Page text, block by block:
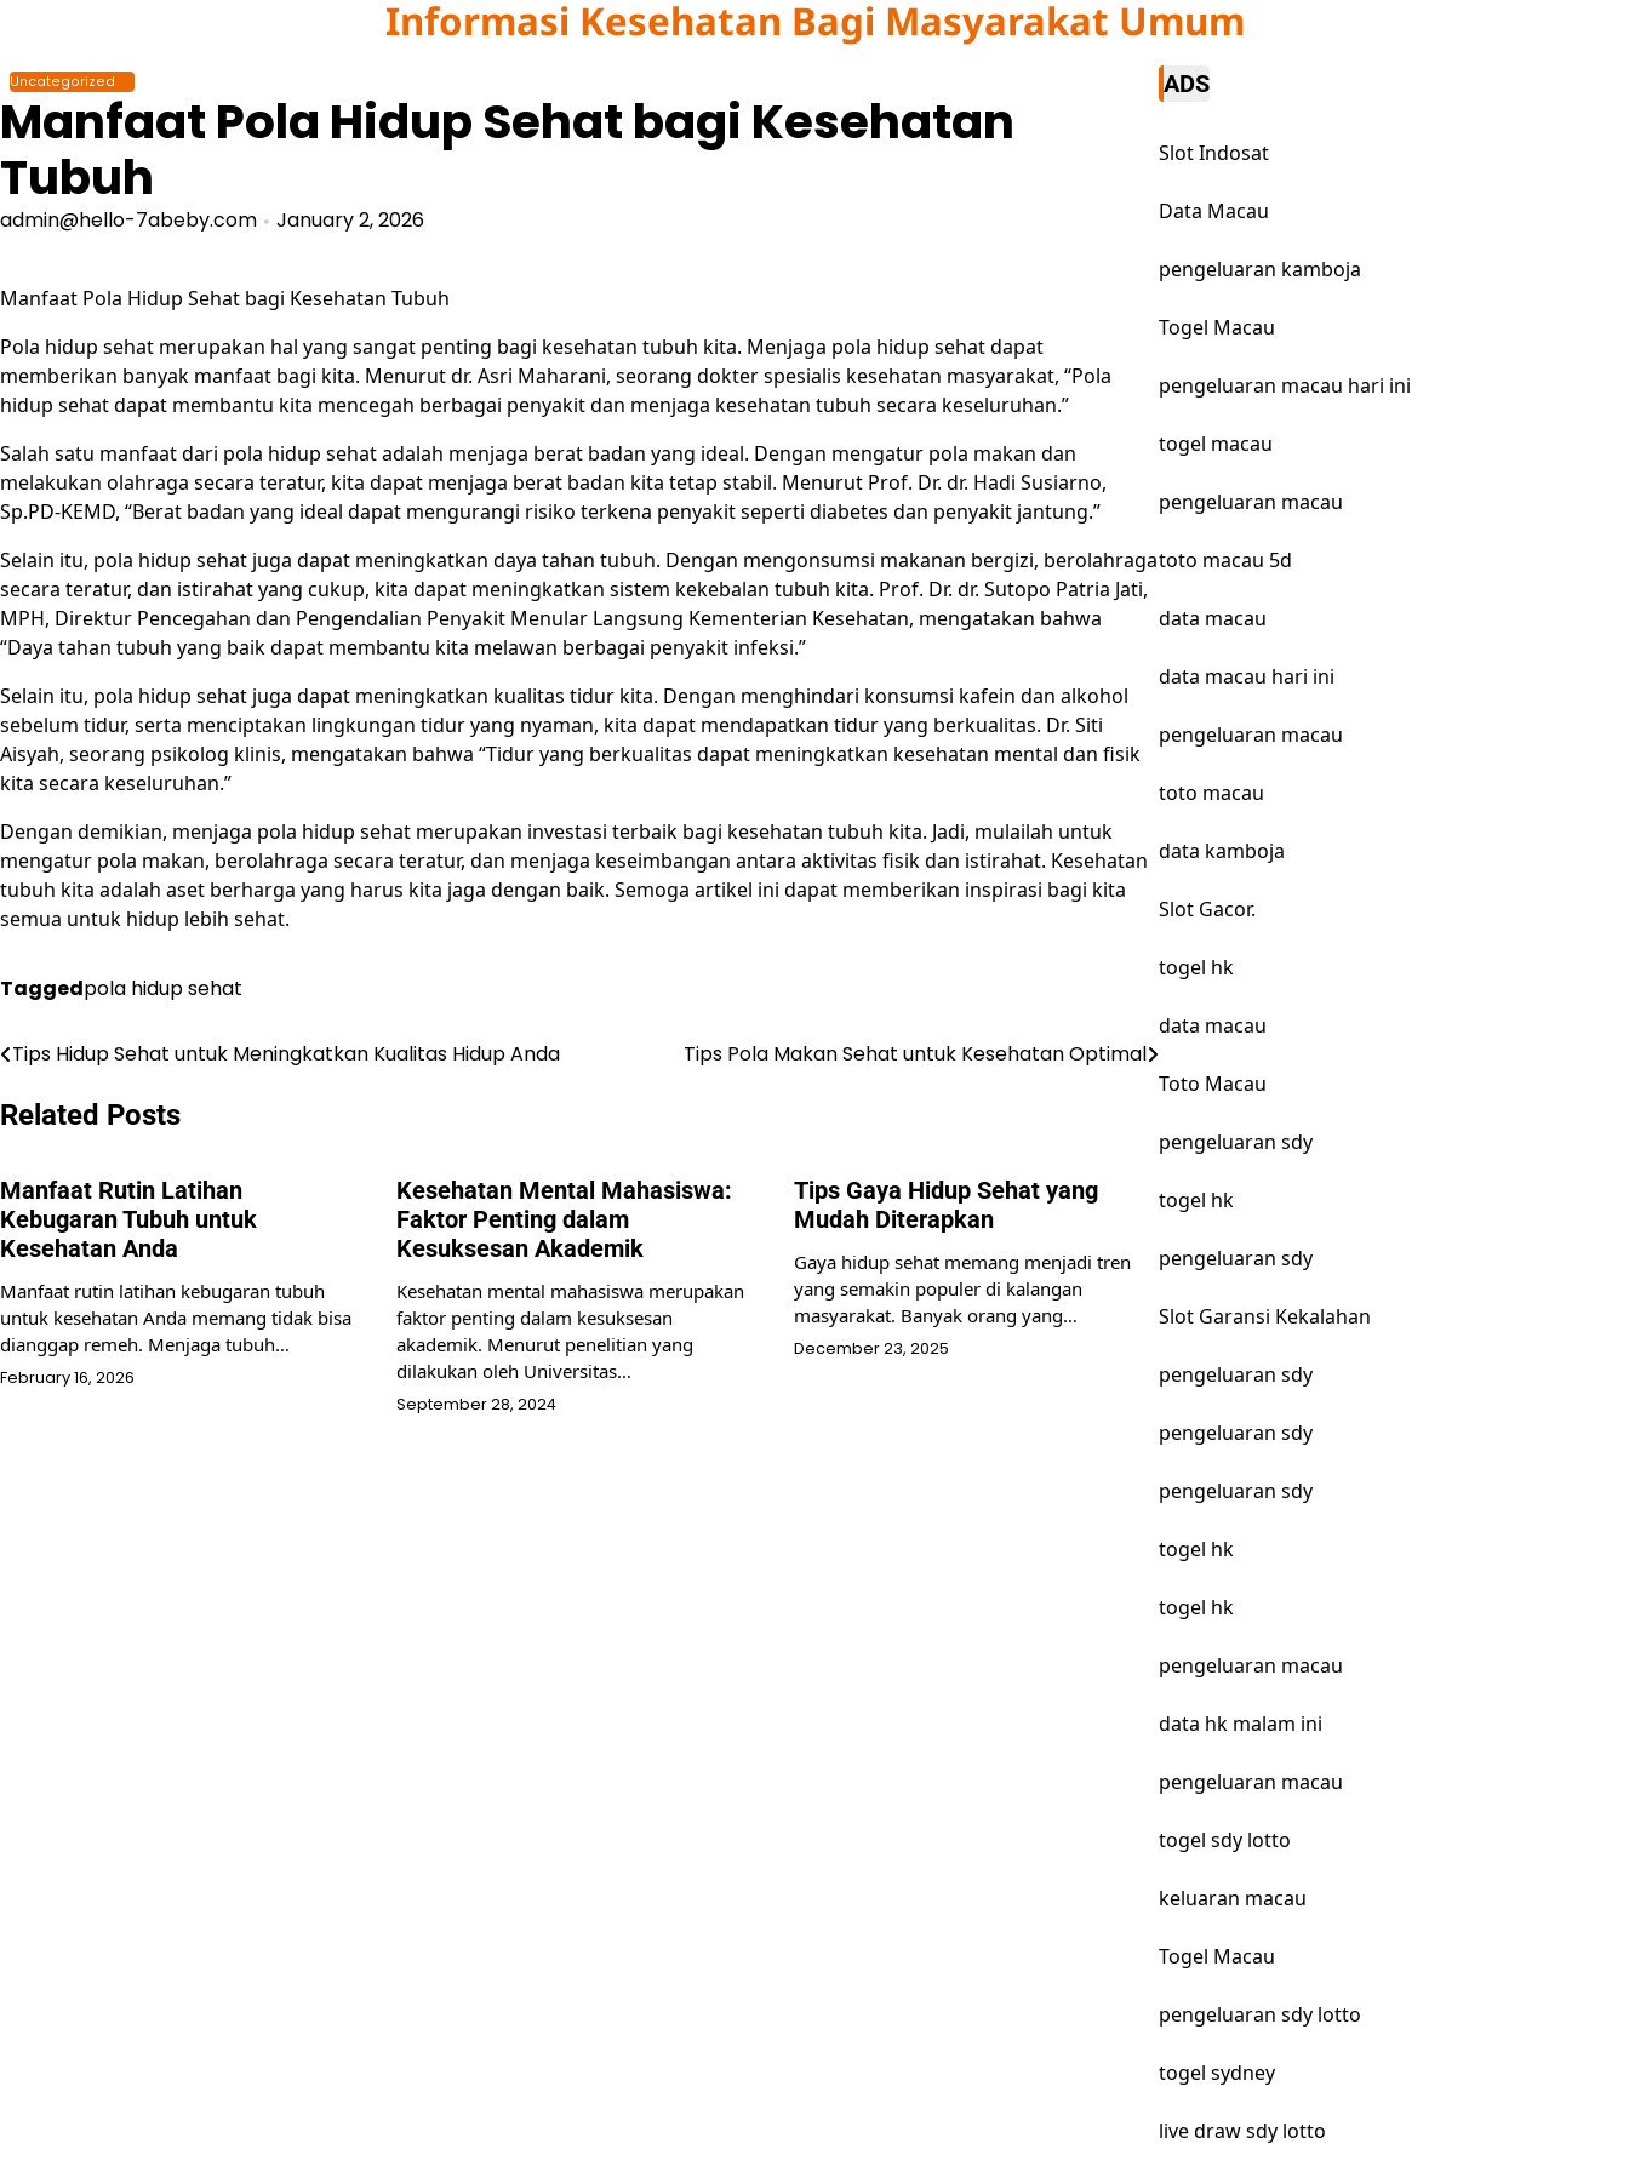
content
Informasi Kesehatan Bagi Masyarakat Umum
Uncategorized
Manfaat Pola Hidup Sehat bagi Kesehatan
Tubuh
admin@hello-7abeby.com January 2, 2026
Manfaat Pola Hidup Sehat bagi Kesehatan Tubuh
Pola hidup sehat merupakan hal yang sangat penting bagi kesehatan tubuh kita. Menjaga pola hidup sehat dapat
memberikan banyak manfaat bagi kita. Menurut dr. Asri Maharani, seorang dokter spesialis kesehatan masyarakat, “Pola
hidup sehat dapat membantu kita mencegah berbagai penyakit dan menjaga kesehatan tubuh secara keseluruhan.”
Salah satu manfaat dari pola hidup sehat adalah menjaga berat badan yang ideal. Dengan mengatur pola makan dan
melakukan olahraga secara teratur, kita dapat menjaga berat badan kita tetap stabil. Menurut Prof. Dr. dr. Hadi Susiarno,
Sp.PD-KEMD, “Berat badan yang ideal dapat mengurangi risiko terkena penyakit seperti diabetes dan penyakit jantung.”
Selain itu, pola hidup sehat juga dapat meningkatkan daya tahan tubuh. Dengan mengonsumsi makanan bergizi, berolahraga
secara teratur, dan istirahat yang cukup, kita dapat meningkatkan sistem kekebalan tubuh kita. Prof. Dr. dr. Sutopo Patria Jati,
MPH, Direktur Pencegahan dan Pengendalian Penyakit Menular Langsung Kementerian Kesehatan, mengatakan bahwa
“Daya tahan tubuh yang baik dapat membantu kita melawan berbagai penyakit infeksi.”
Selain itu, pola hidup sehat juga dapat meningkatkan kualitas tidur kita. Dengan menghindari konsumsi kafein dan alkohol
sebelum tidur, serta menciptakan lingkungan tidur yang nyaman, kita dapat mendapatkan tidur yang berkualitas. Dr. Siti
Aisyah, seorang psikolog klinis, mengatakan bahwa “Tidur yang berkualitas dapat meningkatkan kesehatan mental dan fisik
kita secara keseluruhan.”
Dengan demikian, menjaga pola hidup sehat merupakan investasi terbaik bagi kesehatan tubuh kita. Jadi, mulailah untuk
mengatur pola makan, berolahraga secara teratur, dan menjaga keseimbangan antara aktivitas fisik dan istirahat. Kesehatan
tubuh kita adalah aset berharga yang harus kita jaga dengan baik. Semoga artikel ini dapat memberikan inspirasi bagi kita
semua untuk hidup lebih sehat.
Taggedpola hidup sehat
Post
navigation
Tips Hidup Sehat untuk Meningkatkan Kualitas Hidup Anda Tips Pola Makan Sehat untuk Kesehatan Optimal
Related Posts
Manfaat Rutin Latihan
Kebugaran Tubuh untuk
Kesehatan Anda
Manfaat rutin latihan kebugaran tubuh
untuk kesehatan Anda memang tidak bisa
dianggap remeh. Menjaga tubuh…
February 16, 2026
Kesehatan Mental Mahasiswa:
Faktor Penting dalam
Kesuksesan Akademik
Kesehatan mental mahasiswa merupakan
faktor penting dalam kesuksesan
akademik. Menurut penelitian yang
dilakukan oleh Universitas…
September 28, 2024
Tips Gaya Hidup Sehat yang
Mudah Diterapkan
Gaya hidup sehat memang menjadi tren
yang semakin populer di kalangan
masyarakat. Banyak orang yang…
December 23, 2025
ADS
Slot Indosat
Data Macau
pengeluaran kamboja
Togel Macau
pengeluaran macau hari ini
togel macau
pengeluaran macau
toto macau 5d
data macau
data macau hari ini
pengeluaran macau
toto macau
data kamboja
Slot Gacor.
togel hk
data macau
Toto Macau
pengeluaran sdy
togel hk
pengeluaran sdy
Slot Garansi Kekalahan
pengeluaran sdy
pengeluaran sdy
pengeluaran sdy
togel hk
togel hk
pengeluaran macau
data hk malam ini
pengeluaran macau
togel sdy lotto
keluaran macau
Togel Macau
pengeluaran sdy lotto
togel sydney
live draw sdy lotto